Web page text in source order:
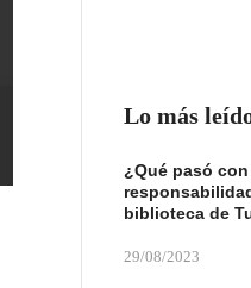
Lo más
¿Qué pasó
biblioteca de
29/08/2023